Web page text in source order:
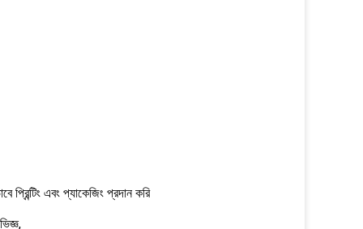
এবং প্যাকেজিং প্রদান করি